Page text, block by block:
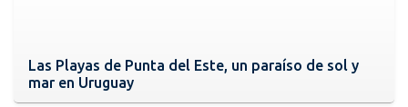
Las Playas de Punta del Este, un paraíso de sol y
mar en Uruguay